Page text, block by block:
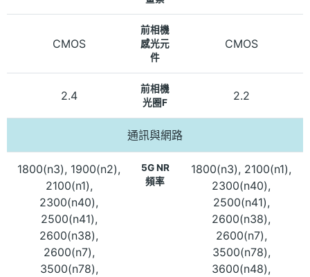
CMOS
前相機
感光元
件
CMOS
2.4
前相機
光圈F
2.2
通訊與網路
1800(n3), 1900(n2),
2100(n1),
2300(n40),
2500(n41),
2600(n38),
2600(n7),
3500(n78),
5G NR
頻率
1800(n3), 2100(n1),
2300(n40),
2500(n41),
2600(n38),
2600(n7),
3500(n78),
3600(n48),